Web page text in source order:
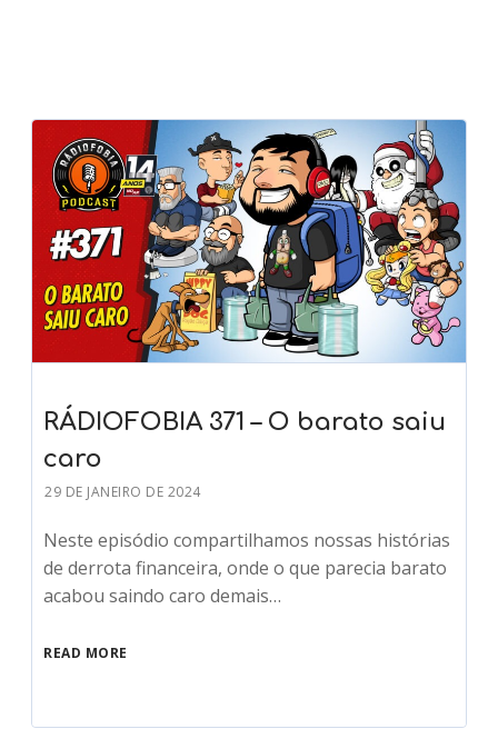
RÁDIOFOBIA 371 – O barato saiu
caro
29 DE JANEIRO DE 2024
Neste episódio compartilhamos nossas histórias
de derrota financeira, onde o que parecia barato
acabou saindo caro demais…
READ MORE